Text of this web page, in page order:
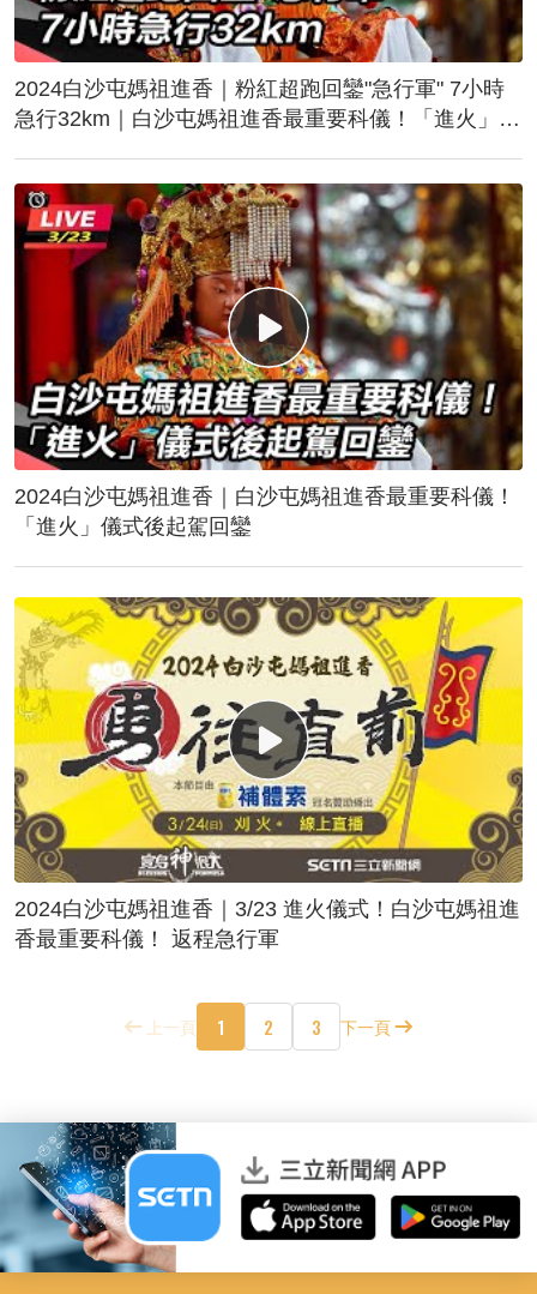
2024白沙屯媽祖進香｜粉紅超跑回鑾"急行軍" 7小時
急行32km｜白沙屯媽祖進香最重要科儀！「進火」儀
2024白沙屯媽祖進香｜白沙屯媽祖進香最重要科儀！
「進火」儀式後起駕回鑾
2024白沙屯媽祖進香｜3/23 進火儀式！白沙屯媽祖進
香最重要科儀！ 返程急行軍
上一頁 1 2 3 下一頁